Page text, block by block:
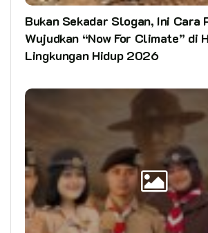
Bukan Sekadar Slogan, Ini Cara
Wujudkan “Now For Climate” di
Lingkungan Hidup 2026